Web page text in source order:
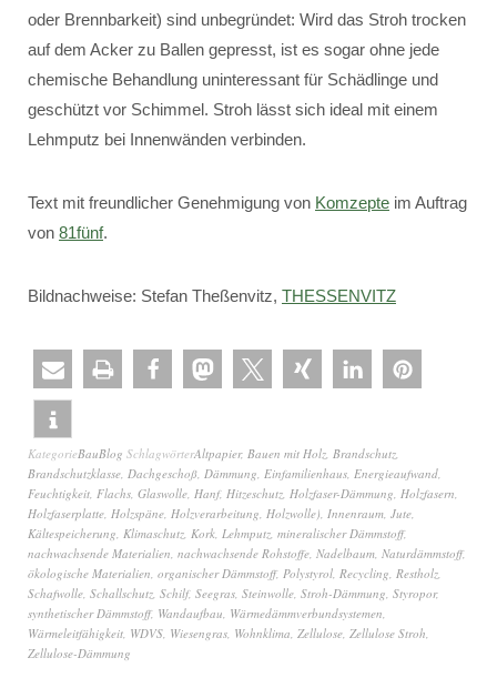
oder Brennbarkeit) sind unbegründet: Wird das Stroh trocken
auf dem Acker zu Ballen gepresst, ist es sogar ohne jede
chemische Behandlung uninteressant für Schädlinge und
geschützt vor Schimmel. Stroh lässt sich ideal mit einem
Lehmputz bei Innenwänden verbinden.
Text mit freundlicher Genehmigung von Komzepte im Auftrag
von 81fünf.
Bildnachweise: Stefan Theßenvitz, THESSENVITZ
KategorieBauBlog SchlagwörterAltpapier, Bauen mit Holz, Brandschutz,
Brandschutzklasse, Dachgeschoß, Dämmung, Einfamilienhaus, Energieaufwand,
Feuchtigkeit, Flachs, Glaswolle, Hanf, Hitzeschutz, Holzfaser-Dämmung, Holzfasern,
Holzfaserplatte, Holzspäne, Holzverarbeitung, Holzwolle), Innenraum, Jute,
Kältespeicherung, Klimaschutz, Kork, Lehmputz, mineralischer Dämmstoff,
nachwachsende Materialien, nachwachsende Rohstoffe, Nadelbaum, Naturdämmstoff,
ökologische Materialien, organischer Dämmstoff, Polystyrol, Recycling, Restholz,
Schafwolle, Schallschutz, Schilf, Seegras, Steinwolle, Stroh-Dämmung, Styropor,
synthetischer Dämmstoff, Wandaufbau, Wärmedämmverbundsystemen,
Wärmeleitfähigkeit, WDVS, Wiesengras, Wohnklima, Zellulose, Zellulose Stroh,
Zellulose-Dämmung